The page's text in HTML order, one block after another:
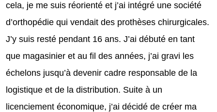
cela, je me suis réorienté et j’ai intégré une société
d’orthopédie qui vendait des prothèses chirurgicales.
J’y suis resté pendant 16 ans. J’ai débuté en tant
que magasinier et au fil des années, j’ai gravi les
échelons jusqu’à devenir cadre responsable de la
logistique et de la distribution. Suite à un
licenciement économique, j’ai décidé de créer ma